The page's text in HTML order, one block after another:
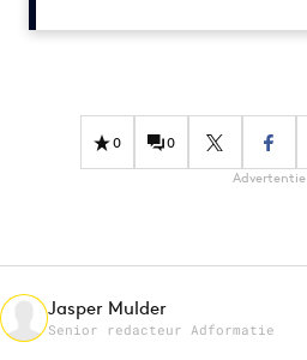
Campagnes
Customer Experience
Data & Insights
Design
0 0
Advertentie
Jasper Mulder
Senior redacteur Adformatie